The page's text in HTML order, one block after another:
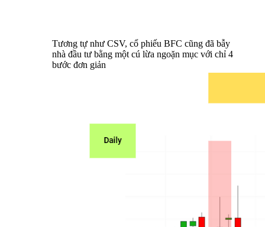
Tương tự như CSV, cổ phiếu BFC cũng đã bẫy
nhà đầu tư bằng một cú lừa ngoặn mục với chỉ 4
bước đơn giản